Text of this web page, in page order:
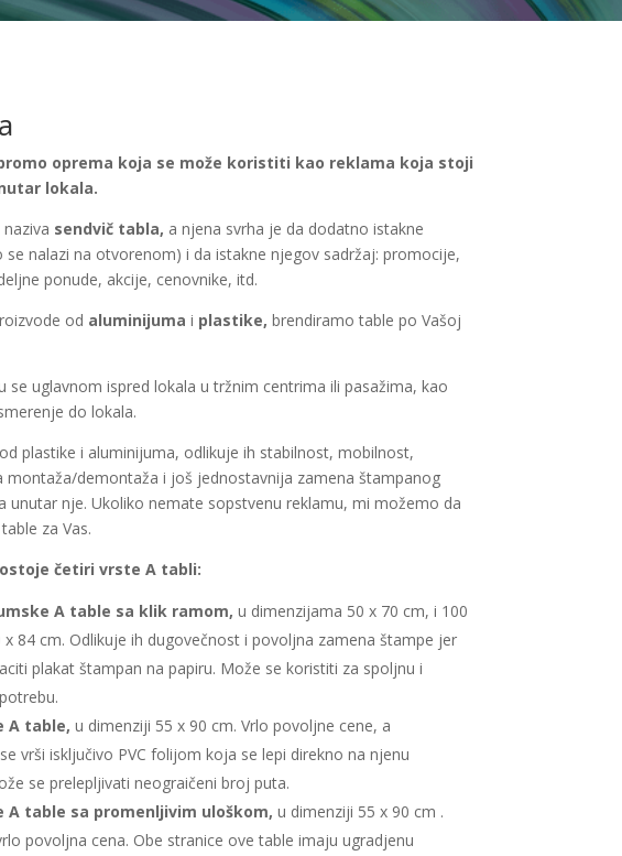
oprema koja se može koristiti kao reklama koja stoji
lokala.
sendvič tabla, a njena svrha je da dodatno istakne
se nalazi na otvorenom) i da istakne njegov sadržaj: promocije,
ponude, akcije, cenovnike, itd.
od aluminijuma i plastike, brendiramo table po Vašoj
se uglavnom ispred lokala u tržnim centrima ili pasažima, kao
do lokala.
plastike i aluminijuma, odlikuje ih stabilnost, mobilnost,
montaža/demontaža i još jednostavnija zamena štampanog
unutar nje. Ukoliko nemate sopstvenu reklamu, mi možemo da
za Vas.
četiri vrste A tabli:
A table sa klik ramom, u dimenzijama 50 x 70 cm, i 100
x 84 cm. Odlikuje ih dugovečnost i povoljna zamena štampe jer
plakat štampan na papiru. Može se koristiti za spoljnu i
A table, u dimenziji 55 x 90 cm. Vrlo povoljne cene, a
vrši isključivo PVC folijom koja se lepi direkno na njenu
se prelepljivati neograičeni broj puta.
A table sa promenljivim uloškom, u dimenziji 55 x 90 cm .
povoljna cena. Obe stranice ove table imaju ugradjenu